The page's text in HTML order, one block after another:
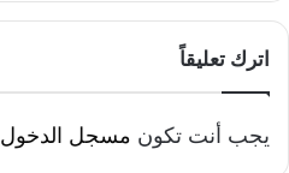
اترك تعليقاً
يجب أنت تكون مسجل الدخول